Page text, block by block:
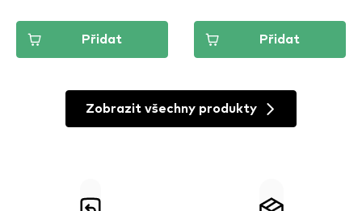
Přidat Přidat
Zobrazit všechny produkty